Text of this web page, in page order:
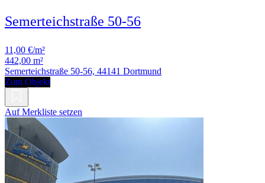
Semerteichstraße 50-56
11,00 €/m²
442,00 m²
Semerteichstraße 50-56, 44141 Dortmund
Zum Objekt
Auf Merkliste setzen